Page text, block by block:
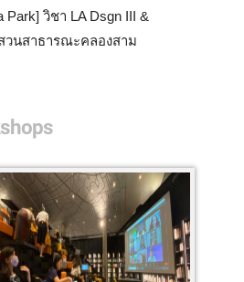
Park] วิชา LA Dsgn III &
วนสาธารณะคลองสาม